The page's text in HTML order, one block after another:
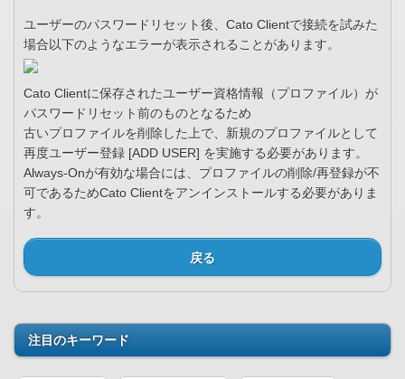
ユーザーのパスワードリセット後、Cato Clientで接続を試みた
場合以下のようなエラーが表示されることがあります。
Cato Clientに保存されたユーザー資格情報（プロファイル）が
パスワードリセット前のものとなるため
古いプロファイルを削除した上で、新規のプロファイルとして
再度ユーザー登録 [ADD USER] を実施する必要があります。
Always-Onが有効な場合には、プロファイルの削除/再登録が不
可であるためCato Clientをアンインストールする必要がありま
す。
戻る
注目のキーワード